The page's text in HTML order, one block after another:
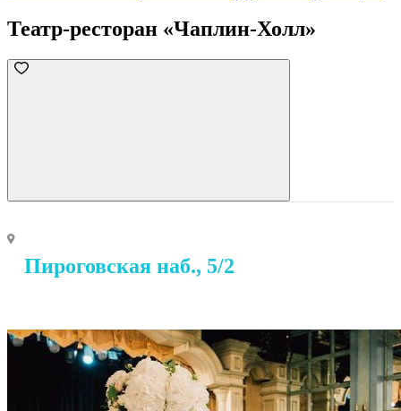
Театр-ресторан «Чаплин-Холл»
Пироговская наб., 5/2